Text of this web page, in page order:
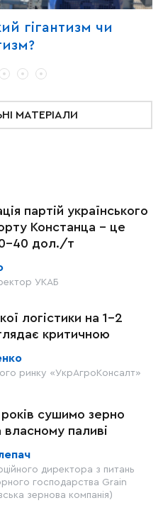
гігантизм чи
МАТЕРІАЛИ
партій українського
Констанца – це
40 дол./т
УКАБ
логістики на 1–2
критичною
ринку «УкрАгроКонсалт»
сушимо зерно
паливі
директора з питань
господарства Grain
зернова компанія)